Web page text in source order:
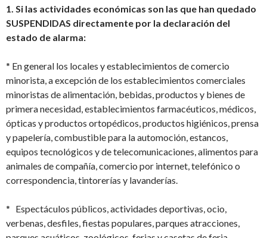
1. Si las actividades económicas son las que han quedado
SUSPENDIDAS directamente por la declaración del
estado de alarma:
* En general los locales y establecimientos de comercio
minorista, a excepción de los establecimientos comerciales
minoristas de alimentación, bebidas, productos y bienes de
primera necesidad, establecimientos farmacéuticos, médicos,
ópticas y productos ortopédicos, productos higiénicos, prensa
y papelería, combustible para la automoción, estancos,
equipos tecnológicos y de telecomunicaciones, alimentos para
animales de compañía, comercio por internet, telefónico o
correspondencia, tintorerías y lavanderías.
* Espectáculos públicos, actividades deportivas, ocio,
verbenas, desfiles, fiestas populares, parques atracciones,